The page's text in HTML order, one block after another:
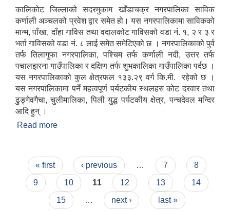
कालिकोट जिल्लाको सदरमुकाम खाँडाचक्र नगरपालिका साविक
कर्णाली अञ्चलको प्रवेश द्वार समेत हो। यस नगरपालिकामा साविकको
मान्म, पाँखा, दाँहा गाविस तथा वदालकोट गाविसको वडा नं. १, २ र ३ र
भर्ता गाविसको वडा नं. ८ लाई समेत समेटिएको छ । नगरपालिकाको पुर्व
तर्फ तिलागुफा नगरपालिका, पश्चिम तर्फ कर्णाली नदी, उत्तर तर्फ
पचालझरना गाउँपालिका र दक्षिण तर्फ शुभकालिका गाउँपालिका पर्दछ ।
यस नगरपालिकाको कुल क्षेत्रफल १३३.२९ वर्ग कि.मी. रहेको छ ।
यस नगरपालिकामा पर्ने महत्वपूर्ण पर्यटकीय स्थलहरु कोट दरवार तथा
ढुङ्गेवगैचा, चुलीमालिका, पिली युद्ध पर्यटकीय क्षेत्र, पन्चदेवल मन्दिर
आदि हुन् ।
Read more
Pages
« first ‹ previous … 7
8
9
10 11 12 13
14
15
… next › last »